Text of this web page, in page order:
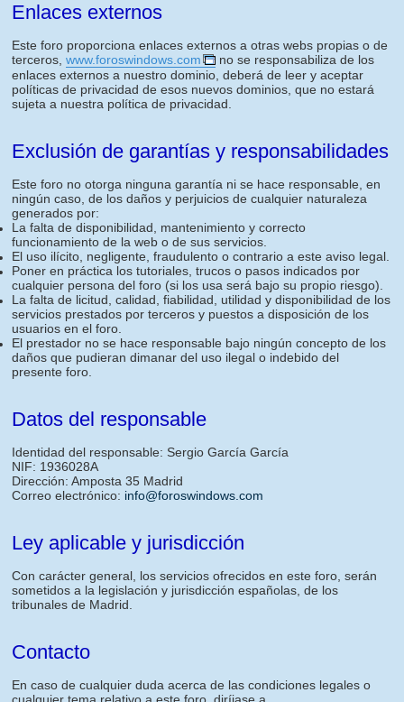
Enlaces externos
Este foro proporciona enlaces externos a otras webs propias o de
terceros, www.foroswindows.com
no se responsabiliza de los
enlaces externos a nuestro dominio, deberá de leer y aceptar
políticas de privacidad de esos nuevos dominios, que no estará
sujeta a nuestra política de privacidad.
Exclusión de garantías y responsabilidades
Este foro no otorga ninguna garantía ni se hace responsable, en
ningún caso, de los daños y perjuicios de cualquier naturaleza
generados por:
La falta de disponibilidad, mantenimiento y correcto
funcionamiento de la web o de sus servicios.
El uso ilícito, negligente, fraudulento o contrario a este aviso legal.
Poner en práctica los tutoriales, trucos o pasos indicados por
cualquier persona del foro (si los usa será bajo su propio riesgo).
La falta de licitud, calidad, fiabilidad, utilidad y disponibilidad de los
servicios prestados por terceros y puestos a disposición de los
usuarios en el foro.
El prestador no se hace responsable bajo ningún concepto de los
daños que pudieran dimanar del uso ilegal o indebido del
presente foro.
Datos del responsable
Identidad del responsable: Sergio García García
NIF: 1936028A
Dirección: Amposta 35 Madrid
Correo electrónico: info@foroswindows.com
Ley aplicable y jurisdicción
Con carácter general, los servicios ofrecidos en este foro, serán
sometidos a la legislación y jurisdicción españolas, de los
tribunales de Madrid.
Contacto
En caso de cualquier duda acerca de las condiciones legales o